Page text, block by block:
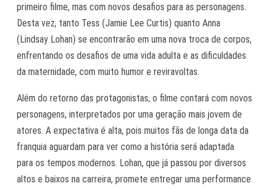
primeiro filme, mas com novos desafios para as personagens.
Desta vez, tanto Tess (Jamie Lee Curtis) quanto Anna
(Lindsay Lohan) se encontrarão em uma nova troca de corpos,
enfrentando os desafios de uma vida adulta e as dificuldades
da maternidade, com muito humor e reviravoltas.
Além do retorno das protagonistas, o filme contará com novos
personagens, interpretados por uma geração mais jovem de
atores. A expectativa é alta, pois muitos fãs de longa data da
franquia aguardam para ver como a história será adaptada
para os tempos modernos. Lohan, que já passou por diversos
altos e baixos na carreira, promete entregar uma performance